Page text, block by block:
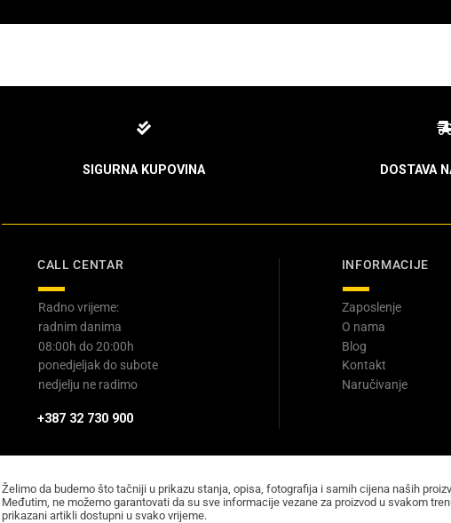
SIGURNA KUPOVINA DOSTAVA
CALL CENTAR
Radno vrijeme:
radnim danima
08:00h do 20:00h
ponedjeljak do subote
nedjelju ne radimo
+387 32 730 900
INFORMACIJE
Zaposlenje
O nama
Blog
Kontakt
Naručivanje
Želimo da budemo što tačniji u prikazu stanja, opisa, fotografija i samih cijena naših
Međutim, ne možemo garantovati da su sve informacije vezane za proizvod u svakom
prikazani artikli dostupni u svako vrijeme.